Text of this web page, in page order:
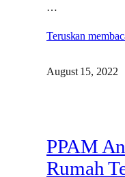
…
Teruskan
August 15, 2022
PPAM
Rumah